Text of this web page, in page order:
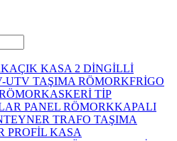
AÇIK KASA 2 DİNGİLLİ
UTV TAŞIMA RÖMORKFRİGO
ASKERİ TİP
PANEL RÖMORKKAPALI
TRAFO TAŞIMA
PROFİL KASA